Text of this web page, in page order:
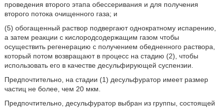
проведения второго этапа обессеривания и для получения
второго потока очищенного газа; и
(5) обогащенный раствор подвергают однократному испарению,
а затем реакции с кислородсодержащим газом чтобы
осуществить регенерацию с получением обедненного раствора,
который потом возвращают в процесс на стадию (2), чтобы
использовать его в качестве десульфирующей суспензии.
Предпочтительно, на стадии (1) десульфуратор имеет размер
частиц не более, чем 20 мкм.
Предпочтительно, десульфуратор выбран из группы, состоящей